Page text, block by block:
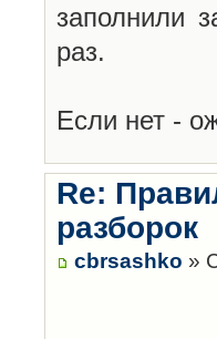
заполнили
раз.
Если нет -
Re:
разборок
cbrsashko »